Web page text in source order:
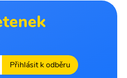
Přihlásit k odběru